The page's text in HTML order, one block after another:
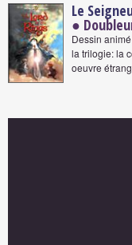
Le
●
Dessin
la trilogie: la
oeuvre